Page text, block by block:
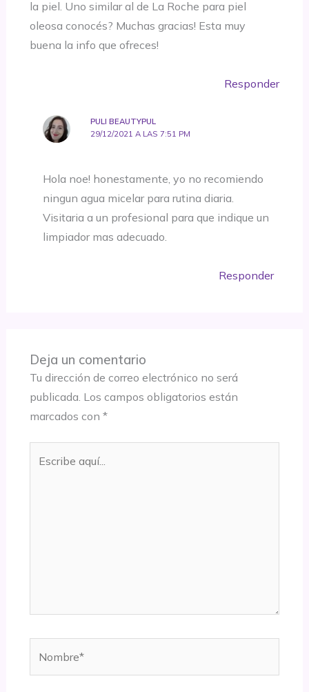
la piel. Uno similar al de La Roche para piel
oleosa conocés? Muchas gracias! Esta muy
buena la info que ofreces!
Responder
PULI BEAUTYPUL
29/12/2021 A LAS 7:51 PM
Hola noe! honestamente, yo no recomiendo
ningun agua micelar para rutina diaria.
Visitaria a un profesional para que indique un
limpiador mas adecuado.
Responder
Deja un comentario
Tu dirección de correo electrónico no será
publicada. Los campos obligatorios están
marcados con *